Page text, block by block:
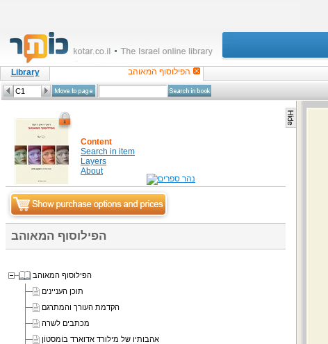
Library הפילוסוף המאוהב
Content
Search in item
Layers
About
הפילוסוף המאוהב
הפילוסוף המאוהב
תוכן העניינים
הקדמת העורך והמתרגם
מכתבים לשרה
אהבותיו של מילורד אדוארד בוֹמסטוֹן